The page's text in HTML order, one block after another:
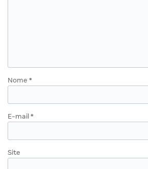
Nome *
E-mail *
Site